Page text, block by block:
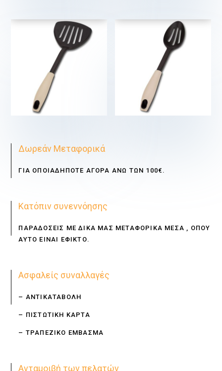
Δωρεάν Μεταφορικά
ΓΙΑ ΟΠΟΙΑΔΗΠΟΤΕ ΑΓΟΡΑ ΑΝΩ ΤΩΝ 100€.
Κατόπιν συνεννόησης
ΠΑΡΑΔΟΣΕΙΣ ΜΕ ΔΙΚΑ ΜΑΣ ΜΕΤΑΦΟΡΙΚΑ ΜΕΣΑ , ΟΠΟΥ
ΑΥΤΟ ΕΙΝΑΙ ΕΦΙΚΤΟ.
Ασφαλείς συναλλαγές
– ΑΝΤΙΚΑΤΑΒΟΛΗ
– ΠΙΣΤΩΤΙΚΗ ΚΑΡΤΑ
– ΤΡΑΠΕΖΙΚΟ ΕΜΒΑΣΜΑ
Ανταμοιβή των πελατών